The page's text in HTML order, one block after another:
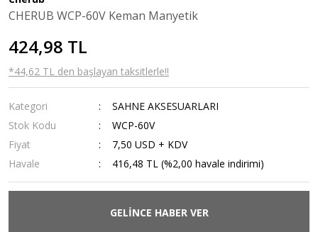
CHERUB WCP-60V Keman Manyetik
424,98 TL
*44,62 TL den başlayan taksitlerle!!
Kategori
SAHNE AKSESUARLARI
Stok Kodu
WCP-60V
Fiyat
7,50 USD + KDV
Havale
416,48 TL (%2,00 havale indirimi)
GELİNCE HABER VER